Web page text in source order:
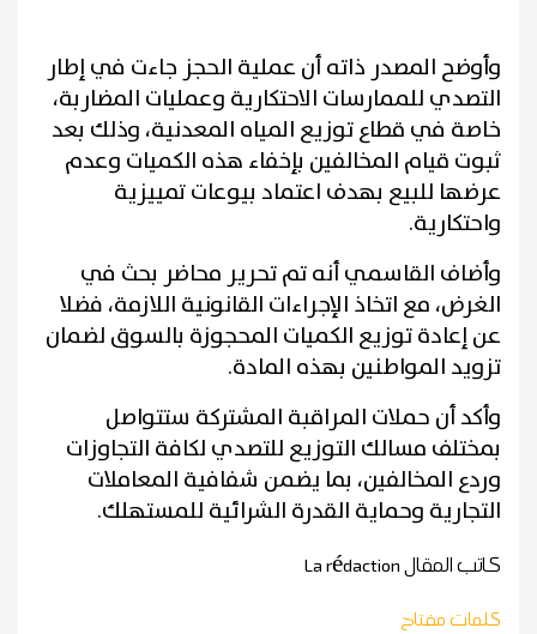
وأوضح المصدر ذاته أن عملية الحجز جاءت في إطار
التصدي للممارسات الاحتكارية وعمليات المضاربة،
خاصة في قطاع توزيع المياه المعدنية، وذلك بعد
ثبوت قيام المخالفين بإخفاء هذه الكميات وعدم
عرضها للبيع بهدف اعتماد بيوعات تمييزية
واحتكارية.
وأضاف القاسمي أنه تم تحرير محاضر بحث في
الغرض، مع اتخاذ الإجراءات القانونية اللازمة، فضلا
عن إعادة توزيع الكميات المحجوزة بالسوق لضمان
تزويد المواطنين بهذه المادة.
وأكد أن حملات المراقبة المشتركة ستتواصل
بمختلف مسالك التوزيع للتصدي لكافة التجاوزات
وردع المخالفين، بما يضمن شفافية المعاملات
التجارية وحماية القدرة الشرائية للمستهلك.
كاتب المقالLa rédaction
كلمات مفتاح